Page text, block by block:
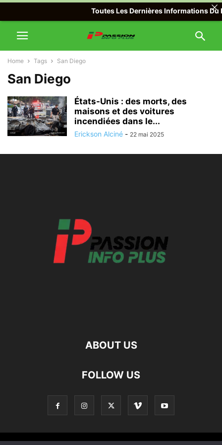
Home Tags San Diego
San Diego
États-Unis : des morts, des
maisons et des voitures
incendiées dans le...
Erickson Alciné - 22 mai 2025
ABOUT US
FOLLOW US
Toutes Les Dernières Informations